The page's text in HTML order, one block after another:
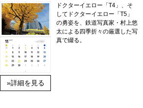
»詳細を見る
ドクターイエロー「T4」、そ
してドクターイエロー「T5」
の勇姿を、鉄道写真家・村上悠
太による四季折々の厳選した写
真で綴る。